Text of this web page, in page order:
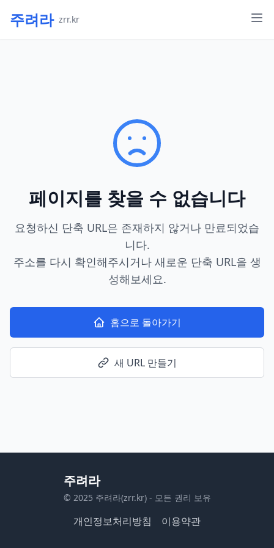
주려라 zrr.kr
페이지를 찾을 수 없습니다
요청하신 단축 URL은 존재하지 않거나 만료되었습
니다.
주소를 다시 확인해주시거나 새로운 단축 URL을 생
성해보세요.
홈으로 돌아가기
새 URL 만들기
주려라
© 2025 주려라(zrr.kr) - 모든 권리 보유
개인정보처리방침 이용약관